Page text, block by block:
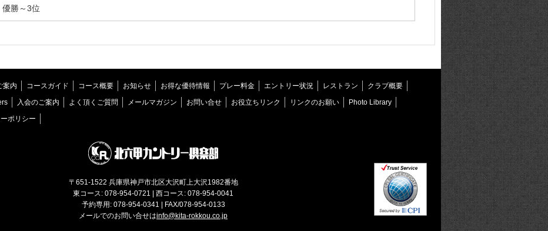
優勝～3位
案内 コースガイド コース概要 お知らせ お得な優待情報 プレー料金 エントリー状況 レストラン クラブ概要
入会のご案内 よく頂くご質問 メールマガジン お問い合せ お役立ちリンク リンクのお願い Photo Library
ポリシー
〒651-1522 兵庫県神戸市北区大沢町上大沢1982番地
東コース: 078-954-0721 | 西コース: 078-954-0041
予約専用: 078-954-0341 | FAX/078-954-0133
メールでのお問い合せはinfo@kita-rokkou.co.jp